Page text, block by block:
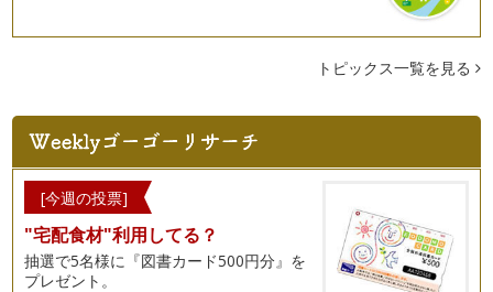
入園、入学シーズン。贈り物をしたり、お返しをする機会も増
える時期ですね。贈り物をスマートに…
入園・入学準備をいたしましょう 「旬をとりいれたフォーマ
ルマナー」
洋装、和装などの種類。時間帯による服装・・・フォーマルな
服装マナーとは、その場に合うように…
トピックス一覧を見る
[今週の投票]
"宅配食材"利用してる？
抽選で5名様に『図書カード500円分』を
プレゼント。